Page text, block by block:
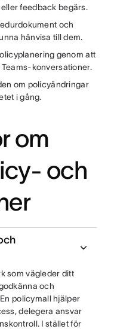
feedback begärs.
och
hänvisa till dem.
genom att
konversationer.
om policyändringar
i gång.
om
och
som vägleder ditt
och
policymall hjälper
delegera ansvar
I stället för